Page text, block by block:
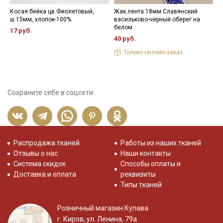
Косая бейка цв.Фиолетовый,
ш.15мм, хлопок-100%
17 руб.
Жак.лента 18мм Славянский
васильково-черный оберег на
белом
40 руб.
Только онлайн-заказ
Сохраните себе в соцсети
Распродажа тканей
Отзывы о нас
Система скидок
Доставка и оплата
Работы из наших тканей
Наши контакты
Способы оплаты и
реквизиты
Типы тканей
Розничный магазин Купава
г. Киров, ул. Ленина, 79а